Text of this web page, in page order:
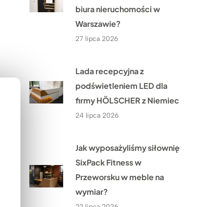
biura nieruchomości w
Warszawie?
27 lipca 2026
Lada recepcyjna z
podświetleniem LED dla
firmy HÖLSCHER z Niemiec
24 lipca 2026
Jak wyposażyliśmy siłownię
SixPack Fitness w
Przeworsku w meble na
wymiar?